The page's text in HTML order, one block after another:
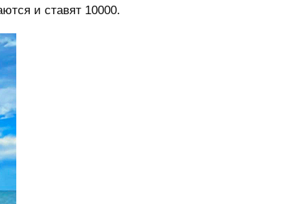
и ставят 10000.